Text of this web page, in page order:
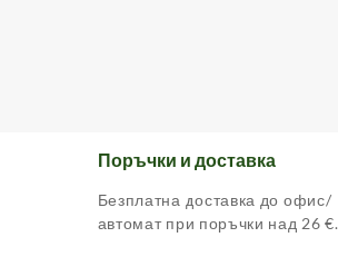
Поръчки и доставка
Безплатна доставка до офис/
автомат при поръчки над 26 €.